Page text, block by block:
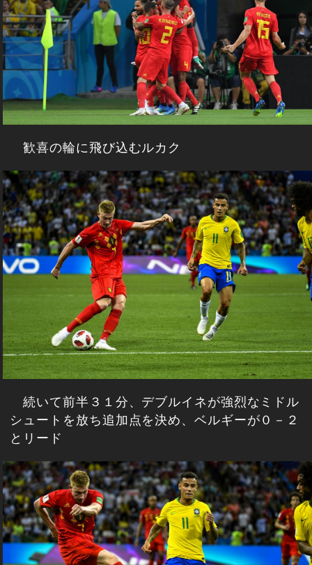
歓喜の輪に飛び込むルカク
続いて前半３１分、デブルイネが強烈なミドル
シュートを放ち追加点を決め、ベルギーが０－２
とリード